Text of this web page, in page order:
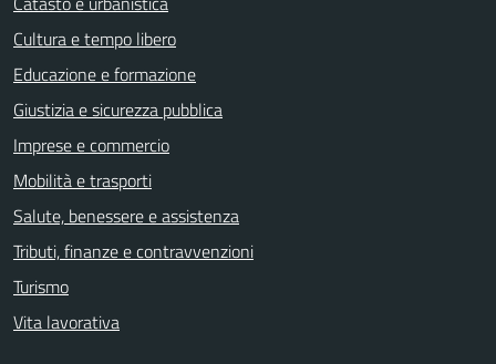
Cultura e tempo libero
Educazione e formazione
Giustizia e sicurezza pubblica
Imprese e commercio
Mobilità e trasporti
Salute, benessere e assistenza
Tributi, finanze e contravvenzioni
Turismo
Vita lavorativa